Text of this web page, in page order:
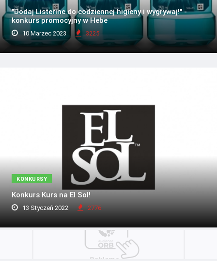
"Dodaj Listerine do codziennej higieny i wygrywaj!" -
konkurs promocyjny w Hebe
10 Marzec 2023 3225
KONKURSY
Konkurs Kurs na El Sol!
13 Styczeń 2022 2776